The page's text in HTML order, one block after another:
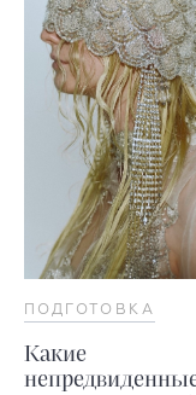
ПОДГОТОВКА
Какие